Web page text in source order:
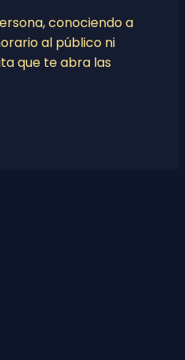
conociendo a
al público ni
que te abra las